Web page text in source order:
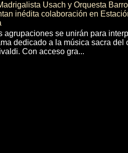
Usach y Orquesta
inédita colaboración en
agrupaciones se unirán para
dedicado a la música sacra del
Con acceso gra...